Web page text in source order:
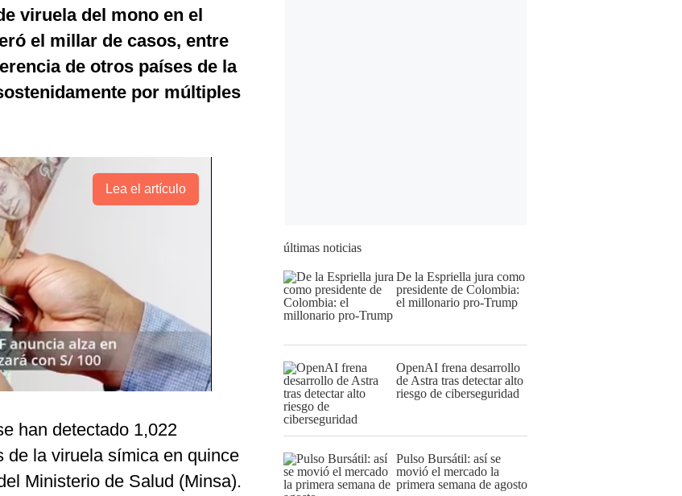
viruela del mono en el
el millar de casos, entre
de otros países de la
por múltiples
Lea el artículo
han detectado 1,022
de la viruela símica en quince
Ministerio de Salud (Minsa).
últimas noticias
De la Espriella jura como
presidente de Colombia:
el millonario pro-Trump
OpenAI frena desarrollo
de Astra tras detectar alto
riesgo de ciberseguridad
Pulso Bursátil: así se
movió el mercado la
primera semana de agosto